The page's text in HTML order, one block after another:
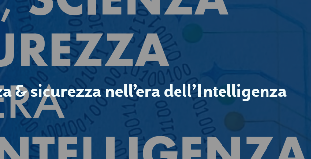
& sicurezza nell’era dell’Intelligenza